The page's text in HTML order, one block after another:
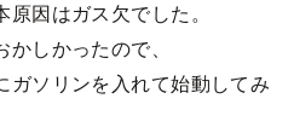
因はガス欠でした。
しかったので、
ガソリンを入れて始動してみ